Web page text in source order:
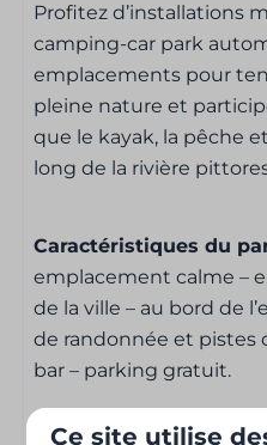
Salle de bain
Serviettes incluses
Salle de bain
Toilettes séparées de
Cuisine
Cuisine
Lave-vaisselle
Ustensiles de cuisine
Casseroles
Profitez d’installations
camping-car park
emplacements pour
pleine nature et
que le kayak, la pêche
long de la rivière
Caractéristiques du
emplacement calme –
de la ville – au bord de
de randonnée et pistes
bar – parking gratuit.
Ce site utilise